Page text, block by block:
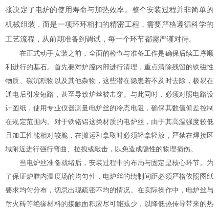
接决定了电炉的使用寿命与加热效率。整个安装过程并非简单的
机械组装，而是一项环环相扣的精密工程，需要严格遵循科学的
工艺流程，从前期准备到调试，每一个环节都需严谨对待。
在正式动手安装之前，全面的检查与准备工作是确保后续工序顺
利进行的基石。首先要对炉膛内部进行清理，重点清除残留的铁磁性
物质、碳沉积物以及其他杂物，这些潜在隐患若不及时去除，极易在
通电后引发短路，甚至导致炉丝被击穿。与此同时，必须对照电路设
计图纸，使用专业仪器测量电炉丝的冷态电阻，确保其数值偏差控制
在规定范围内。对于铁铬铝这类材质的电炉丝，由于其高温强度较低
且加工性能相对较脆，在搬运和拿取时必须轻拿轻放，严禁在焊接区
域附近进行强行弯曲、拉拽或敲击，以免造成隐性的物理损伤。
当电炉丝准备就绪后，安装过程中的布局与固定是核心环节。为
了保证炉膛内温度场的均匀性，电炉丝的绕制间距必须严格依照图纸
要求均匀分布，切忌出现疏密不均的情况。在实际操作中，电炉丝与
耐火砖等绝缘材料的接触面积应尽可能减少，以降低热传导带来的热